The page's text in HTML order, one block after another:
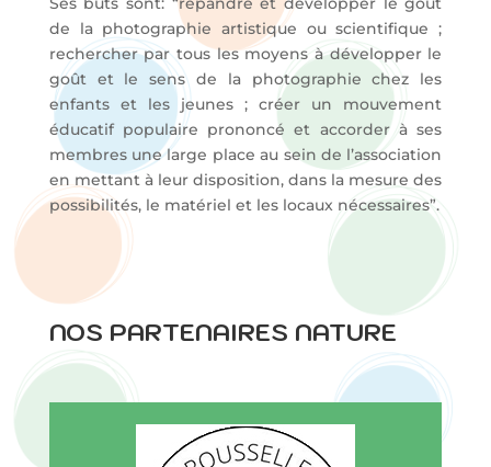
de la photographie artistique ou scientifique ;
rechercher par tous les moyens à développer le
goût et le sens de la photographie chez les
enfants et les jeunes ; créer un mouvement
éducatif populaire prononcé et accorder à ses
membres une large place au sein de l’association
en mettant à leur disposition, dans la mesure des
possibilités, le matériel et les locaux nécessaires”.
NOS PARTENAIRES NATURE